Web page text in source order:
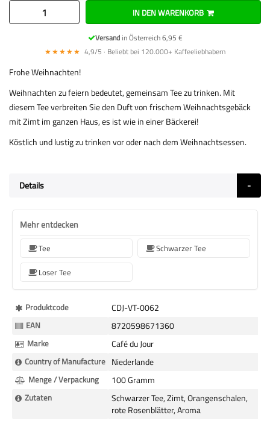
IN DEN WARENKORB
Versandin Österreich 6,95 €
★★★★★ 4,9/5 · Beliebt bei 120.000+ Kaffeeliebhabern
Frohe Weihnachten!
Weihnachten zu feiern bedeutet, gemeinsam Tee zu trinken. Mit
diesem Tee verbreiten Sie den Duft von frischem Weihnachtsgebäck
mit Zimt im ganzen Haus, es ist wie in einer Bäckerei!
Köstlich und lustig zu trinken vor oder nach dem Weihnachtsessen.
Details
Mehr entdecken
Tee
Schwarzer Tee
Loser Tee
Mehr
Informationen
Produktcode CDJ-VT-0062
EAN 8720598671360
Marke Café du Jour
Country of Manufacture Niederlande
Menge / Verpackung 100 Gramm
Zutaten
Schwarzer Tee, Zimt, Orangenschalen,
rote Rosenblätter, Aroma